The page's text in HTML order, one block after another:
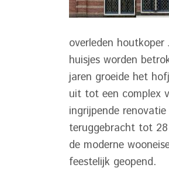
overleden houtkoper
huisjes worden
jaren groeide het
uit tot een complex
ingrijpende
teruggebracht tot
de moderne
feestelijk geopend.